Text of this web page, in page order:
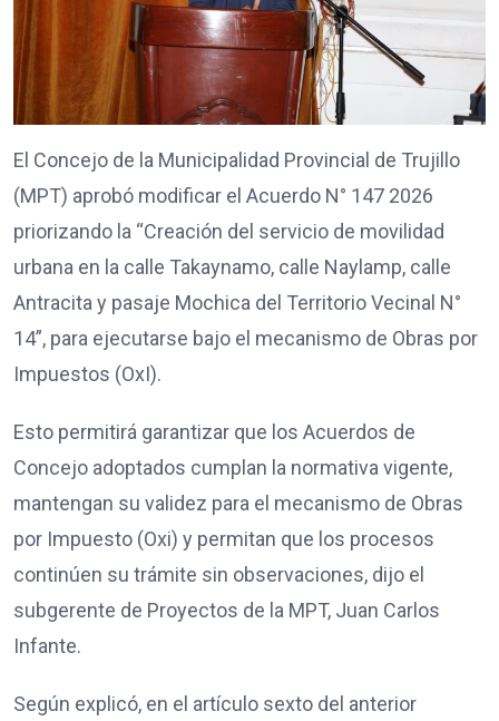
El Concejo de la Municipalidad Provincial de Trujillo
(MPT) aprobó modificar el Acuerdo N° 147 2026
priorizando la “Creación del servicio de movilidad
urbana en la calle Takaynamo, calle Naylamp, calle
Antracita y pasaje Mochica del Territorio Vecinal N°
14”, para ejecutarse bajo el mecanismo de Obras por
Impuestos (OxI).
Esto permitirá garantizar que los Acuerdos de
Concejo adoptados cumplan la normativa vigente,
mantengan su validez para el mecanismo de Obras
por Impuesto (Oxi) y permitan que los procesos
continúen su trámite sin observaciones, dijo el
subgerente de Proyectos de la MPT, Juan Carlos
Infante.
Según explicó, en el artículo sexto del anterior